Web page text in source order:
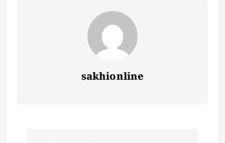
sakhionline